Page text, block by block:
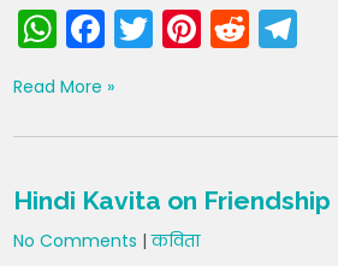
W
h
a
ts
A
p
F
a
c
e
b
o
T
w
er
Pi
nt
e
st
R
e
di
t
gr
a
m
Read More »
Hindi Kavita on Friendship
No Comments |कविता